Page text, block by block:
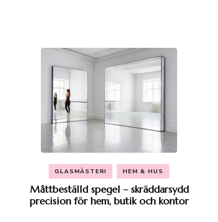
GLASMÄSTERI HEM & HUS
Måttbeställd spegel – skräddarsydd
precision för hem, butik och kontor